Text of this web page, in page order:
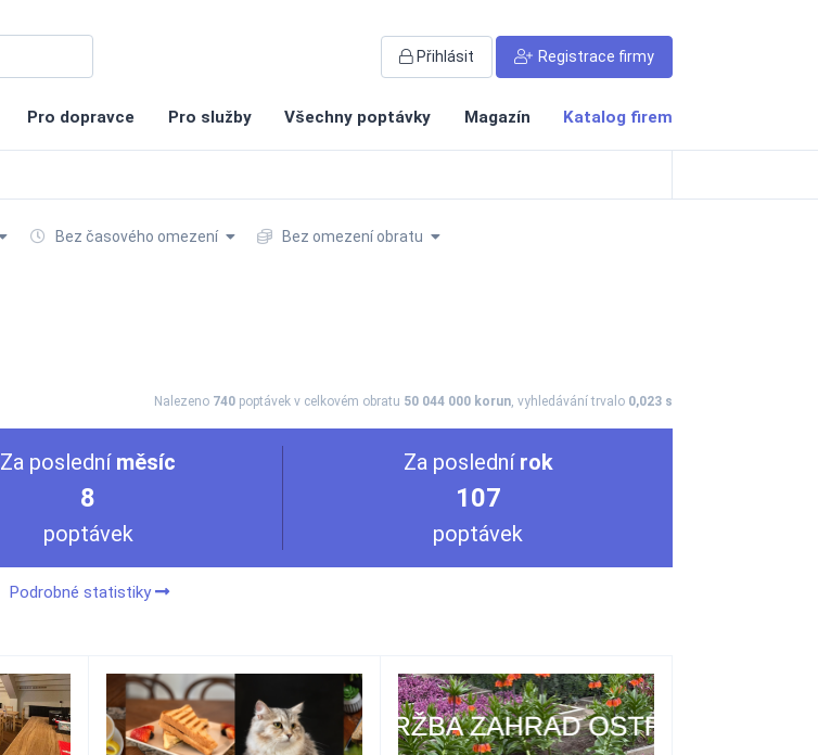
Přihlásit Registrace firmy
Pro dopravce Pro služby Všechny poptávky Magazín Katalog firem
Bez časového omezení Bez omezení obratu
Nalezeno 740 poptávek v celkovém obratu 50 044 000 korun, vyhledávání trvalo 0,023 s
Za poslední měsíc
8
poptávek
Za poslední rok
107
poptávek
Podrobné statistiky